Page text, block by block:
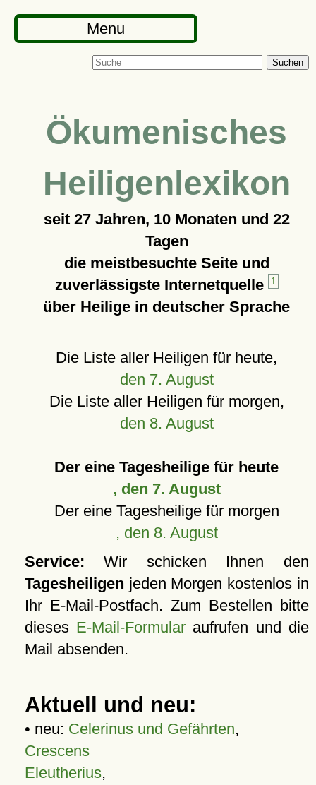
Menu
Suchen
Ökumenisches
Heiligenlexikon
seit 27 Jahren, 10 Monaten und 22
Tagen
die meistbesuchte Seite und
zuverlässigste Internetquelle
1
über Heilige in deutscher Sprache
Die Liste aller Heiligen für heute,
den 7. August
Die Liste aller Heiligen für morgen,
den 8. August
Der eine Tagesheilige für heute
, den 7. August
Der eine Tagesheilige für morgen
, den 8. August
Service: Wir schicken Ihnen den
Tagesheiligen jeden Morgen kostenlos in
Ihr E-Mail-Postfach. Zum Bestellen bitte
dieses E-Mail-Formular aufrufen und die
Mail absenden.
Aktuell und neu:
• neu: Celerinus und Gefährten,
Crescens
Eleutherius,